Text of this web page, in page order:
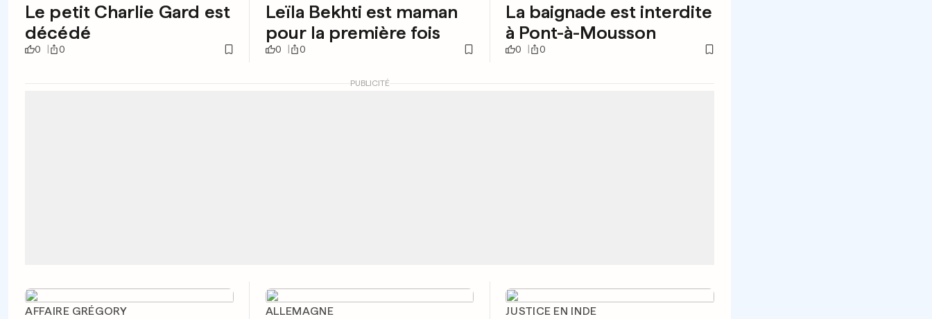
Le petit Charlie Gard est
décédé
0 0
Leïla Bekhti est maman
pour la première fois
0 0
La baignade est interdite
à Pont-à-Mousson
0 0
PUBLICITÉ
AFFAIRE GRÉGORY ALLEMAGNE JUSTICE EN INDE